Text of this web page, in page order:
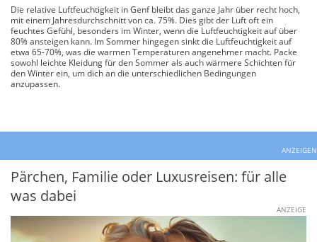
Die relative Luftfeuchtigkeit in Genf bleibt das ganze Jahr über recht hoch,
mit einem Jahresdurchschnitt von ca. 75%. Dies gibt der Luft oft ein
feuchtes Gefühl, besonders im Winter, wenn die Luftfeuchtigkeit auf über
80% ansteigen kann. Im Sommer hingegen sinkt die Luftfeuchtigkeit auf
etwa 65-70%, was die warmen Temperaturen angenehmer macht. Packe
sowohl leichte Kleidung für den Sommer als auch wärmere Schichten für
den Winter ein, um dich an die unterschiedlichen Bedingungen
anzupassen.
ANZEIGEN
Pärchen, Familie oder Luxusreisen: für alle
was dabei
ANZEIGE